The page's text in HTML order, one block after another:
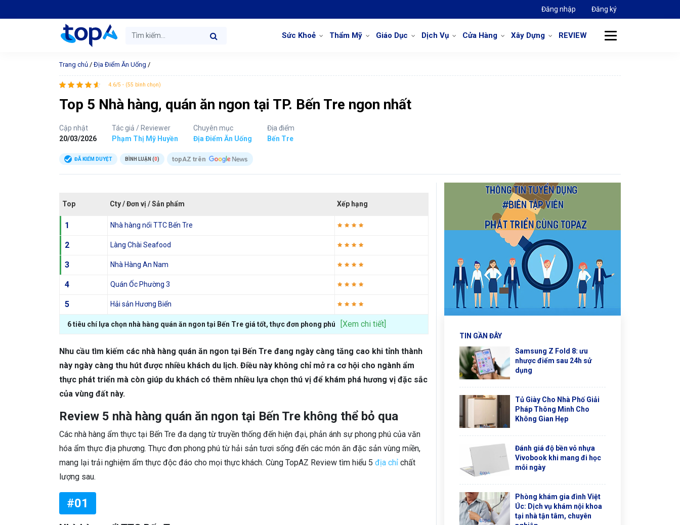
Đăng nhập Đăng ký
Sức Khoẻ Thẩm Mỹ Giáo Dục Dịch Vụ Cửa Hàng Xây Dựng REVIEW
Trang chủ / Địa Điểm Ăn Uống /
4.6/5 - (55 bình chọn)
Top 5 Nhà hàng, quán ăn ngon tại TP. Bến Tre ngon nhất
Cập nhật
20/03/2026
Tác giả / Reviewer
Phạm Thị Mỹ Huyền
Chuyên mục
Địa Điểm Ăn Uống
Địa điểm
Bến Tre
ĐÃ KIỂM DUYỆT BÌNH LUẬN (0) topAZ trên
Top Cty / Đơn vị / Sản phẩm Xếp hạng
1 Nhà hàng nổi TTC Bến Tre
2 Làng Chài Seafood
3 Nhà Hàng An Nam
4 Quán Ốc Phường 3
5 Hải sản Hương Biển
6 tiêu chí lựa chọn nhà hàng quán ăn ngon tại Bến Tre giá tốt, thực đơn phong phú [Xem chi tiết]
Nhu cầu tìm kiếm các nhà hàng quán ăn ngon tại Bến Tre đang ngày càng tăng cao khi tỉnh thành
này ngày càng thu hút được nhiều khách du lịch. Điều này không chỉ mở ra cơ hội cho ngành ẩm
thực phát triển mà còn giúp du khách có thêm nhiều lựa chọn thú vị để khám phá hương vị đặc sắc
của vùng đất này.
Review 5 nhà hàng quán ăn ngon tại Bến Tre không thể bỏ qua
Các nhà hàng ẩm thực tại Bến Tre đa dạng từ truyền thống đến hiện đại, phản ánh sự phong phú của văn
hóa ẩm thực địa phương. Thực đơn phong phú từ hải sản tươi sống đến các món ăn đặc sản vùng miền,
mang lại trải nghiệm ẩm thực độc đáo cho mọi thực khách. Cùng TopAZ Review tìm hiểu 5 địa chỉ chất
lượng sau.
#01
TIN GẦN ĐÂY
Samsung Z Fold 8: ưu
nhược điểm sau 24h sử
dụng
Tủ Giày Cho Nhà Phố Giải
Pháp Thông Minh Cho
Không Gian Hẹp
Đánh giá độ bền vỏ nhựa
Vivobook khi mang đi học
mỗi ngày
Phòng khám gia đình Việt
Úc: Dịch vụ khám nội khoa
tại nhà tận tâm, chuyên